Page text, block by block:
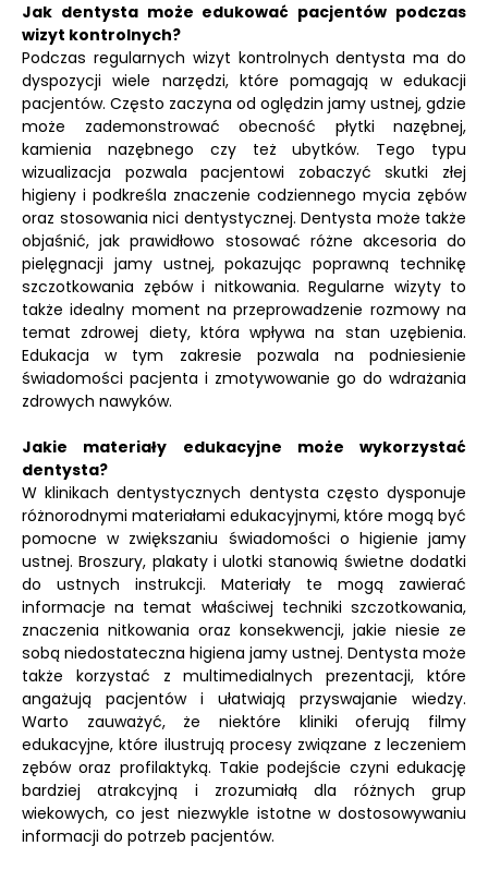
Jak dentysta może edukować pacjentów podczas
wizyt kontrolnych?
Podczas regularnych wizyt kontrolnych dentysta ma do
dyspozycji wiele narzędzi, które pomagają w edukacji
pacjentów. Często zaczyna od oględzin jamy ustnej, gdzie
może zademonstrować obecność płytki nazębnej,
kamienia nazębnego czy też ubytków. Tego typu
wizualizacja pozwala pacjentowi zobaczyć skutki złej
higieny i podkreśla znaczenie codziennego mycia zębów
oraz stosowania nici dentystycznej. Dentysta może także
objaśnić, jak prawidłowo stosować różne akcesoria do
pielęgnacji jamy ustnej, pokazując poprawną technikę
szczotkowania zębów i nitkowania. Regularne wizyty to
także idealny moment na przeprowadzenie rozmowy na
temat zdrowej diety, która wpływa na stan uzębienia.
Edukacja w tym zakresie pozwala na podniesienie
świadomości pacjenta i zmotywowanie go do wdrażania
zdrowych nawyków.
Jakie materiały edukacyjne może wykorzystać
dentysta?
W klinikach dentystycznych dentysta często dysponuje
różnorodnymi materiałami edukacyjnymi, które mogą być
pomocne w zwiększaniu świadomości o higienie jamy
ustnej. Broszury, plakaty i ulotki stanowią świetne dodatki
do ustnych instrukcji. Materiały te mogą zawierać
informacje na temat właściwej techniki szczotkowania,
znaczenia nitkowania oraz konsekwencji, jakie niesie ze
sobą niedostateczna higiena jamy ustnej. Dentysta może
także korzystać z multimedialnych prezentacji, które
angażują pacjentów i ułatwiają przyswajanie wiedzy.
Warto zauważyć, że niektóre kliniki oferują filmy
edukacyjne, które ilustrują procesy związane z leczeniem
zębów oraz profilaktyką. Takie podejście czyni edukację
bardziej atrakcyjną i zrozumiałą dla różnych grup
wiekowych, co jest niezwykle istotne w dostosowywaniu
informacji do potrzeb pacjentów.